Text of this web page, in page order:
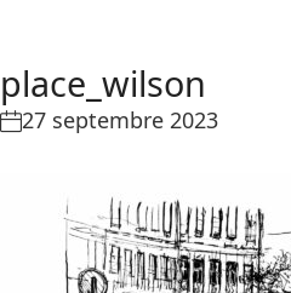
place_wilson
27 septembre 2023